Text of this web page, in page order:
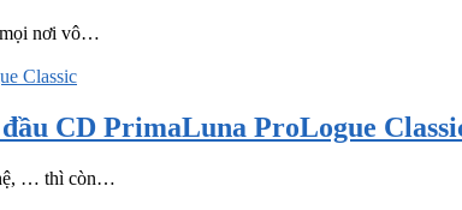
mọi nơi vô…
CD PrimaLuna ProLogue
… thì còn…